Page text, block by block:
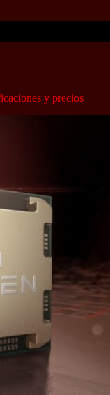
y precios